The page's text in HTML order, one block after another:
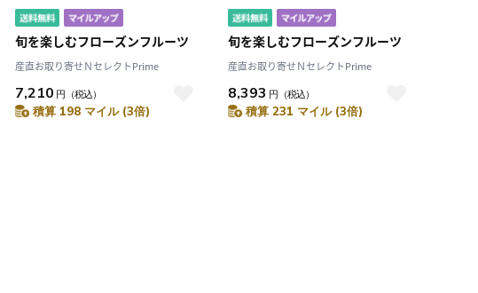
旬を楽しむフローズンフルーツ
産直お取り寄せＮセレクトPrime
7,210 円 （税込）
積算 198 マイル (3倍)
旬を楽しむフローズンフルーツ
産直お取り寄せＮセレクトPrime
8,393 円 （税込）
積算 231 マイル (3倍)